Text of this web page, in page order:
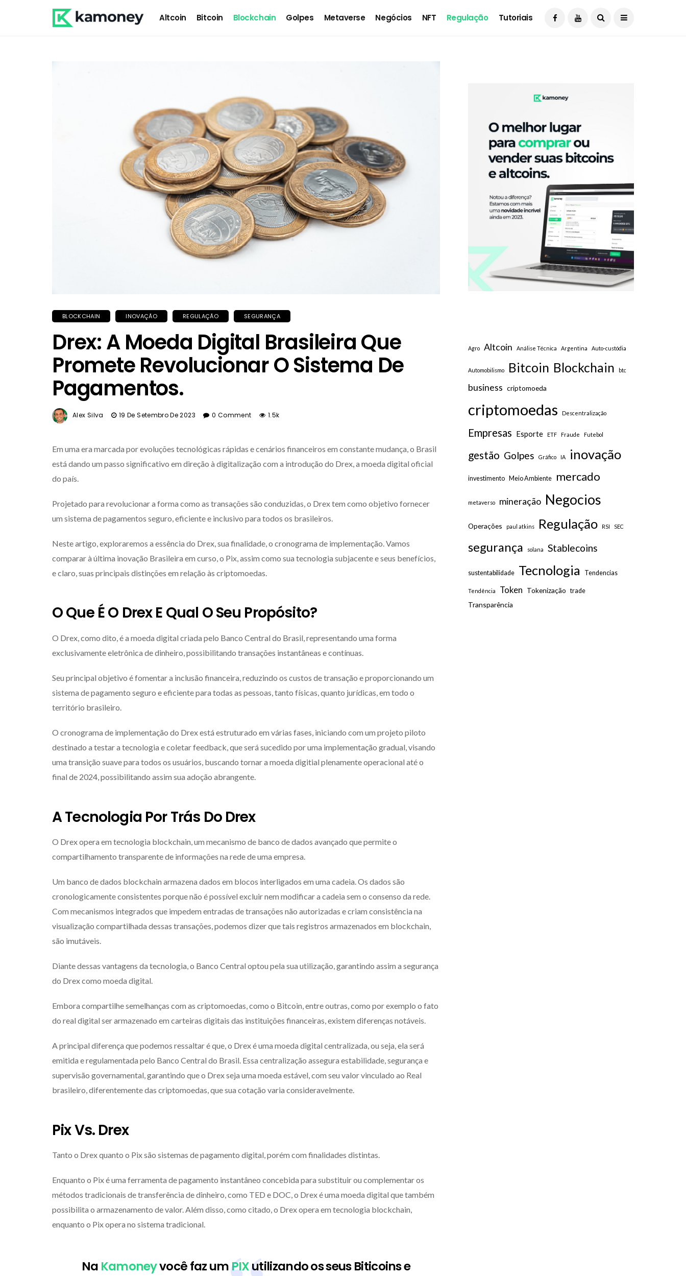
Altcoin Bitcoin Blockchain Golpes Metaverse Negócios NFT Regulação Tutoriais
BLOCKCHAIN INOVAÇÃO REGULAÇÃO SEGURANÇA
Drex: A Moeda Digital Brasileira Que
Promete Revolucionar O Sistema De
Pagamentos.
Alex Silva 19 De Setembro De 2023 0 Comment 1.5k
Em uma era marcada por evoluções tecnológicas rápidas e cenários financeiros em constante mudança, o Brasil
está dando um passo significativo em direção à digitalização com a introdução do Drex, a moeda digital oficial
do país.
Projetado para revolucionar a forma como as transações são conduzidas, o Drex tem como objetivo fornecer
um sistema de pagamentos seguro, eficiente e inclusivo para todos os brasileiros.
Neste artigo, exploraremos a essência do Drex, sua finalidade, o cronograma de implementação. Vamos
comparar à última inovação Brasileira em curso, o Pix, assim como sua tecnologia subjacente e seus benefícios,
e claro, suas principais distinções em relação às criptomoedas.
O Que É O Drex E Qual O Seu Propósito?
O Drex, como dito, é a moeda digital criada pelo Banco Central do Brasil, representando uma forma
exclusivamente eletrônica de dinheiro, possibilitando transações instantâneas e contínuas.
Seu principal objetivo é fomentar a inclusão financeira, reduzindo os custos de transação e proporcionando um
sistema de pagamento seguro e eficiente para todas as pessoas, tanto físicas, quanto jurídicas, em todo o
território brasileiro.
O cronograma de implementação do Drex está estruturado em várias fases, iniciando com um projeto piloto
destinado a testar a tecnologia e coletar feedback, que será sucedido por uma implementação gradual, visando
uma transição suave para todos os usuários, buscando tornar a moeda digitial plenamente operacional até o
final de 2024, possibilitando assim sua adoção abrangente.
A Tecnologia Por Trás Do Drex
O Drex opera em tecnologia blockchain, um mecanismo de banco de dados avançado que permite o
compartilhamento transparente de informações na rede de uma empresa.
Um banco de dados blockchain armazena dados em blocos interligados em uma cadeia. Os dados são
cronologicamente consistentes porque não é possível excluir nem modificar a cadeia sem o consenso da rede.
Com mecanismos integrados que impedem entradas de transações não autorizadas e criam consistência na
visualização compartilhada dessas transações, podemos dizer que tais registros armazenados em blockchain,
são imutáveis.
Diante dessas vantagens da tecnologia, o Banco Central optou pela sua utilização, garantindo assim a segurança
do Drex como moeda digital.
Embora compartilhe semelhanças com as criptomoedas, como o Bitcoin, entre outras, como por exemplo o fato
do real digital ser armazenado em carteiras digitais das instituições financeiras, existem diferenças notáveis.
A principal diferença que podemos ressaltar é que, o Drex é uma moeda digital centralizada, ou seja, ela será
emitida e regulamentada pelo Banco Central do Brasil. Essa centralização assegura estabilidade, segurança e
supervisão governamental, garantindo que o Drex seja uma moeda estável, com seu valor vinculado ao Real
brasileiro, diferentemente das criptomoedas, que sua cotação varia consideravelmente.
Pix Vs. Drex
Tanto o Drex quanto o Pix são sistemas de pagamento digital, porém com finalidades distintas.
Enquanto o Pix é uma ferramenta de pagamento instantâneo concebida para substituir ou complementar os
métodos tradicionais de transferência de dinheiro, como TED e DOC, o Drex é uma moeda digital que também
possibilita o armazenamento de valor. Além disso, como citado, o Drex opera em tecnologia blockchain,
enquanto o Pix opera no sistema tradicional.
Na Kamoneyvocê faz umPIXutilizando os seus Biticoins e
Agro Altcoin Análise Técnica Argentina Auto-custódia
Automobilismo Bitcoin Blockchain btc
business criptomoeda
criptomoedas Descentralização
Empresas Esporte ETF Fraude Futebol
gestão Golpes Gráfico IA inovação
investimento Meio Ambiente mercado
metaverso mineração Negocios
Operações paul atkins Regulação RSI SEC
segurança solana Stablecoins
sustentabilidade Tecnologia Tendencias
Tendência Token Tokenização trade
Transparência